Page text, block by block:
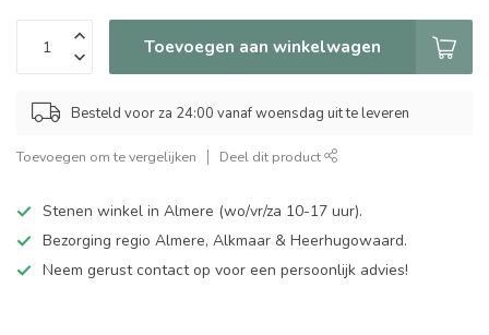
Toevoegen aan winkelwagen
Besteld voor za 24:00 vanaf woensdag uit te leveren
Toevoegen om te vergelijken Deel dit product
Stenen winkel in Almere (wo/vr/za 10-17 uur).
Bezorging regio Almere, Alkmaar & Heerhugowaard.
Neem gerust contact op voor een persoonlijk advies!